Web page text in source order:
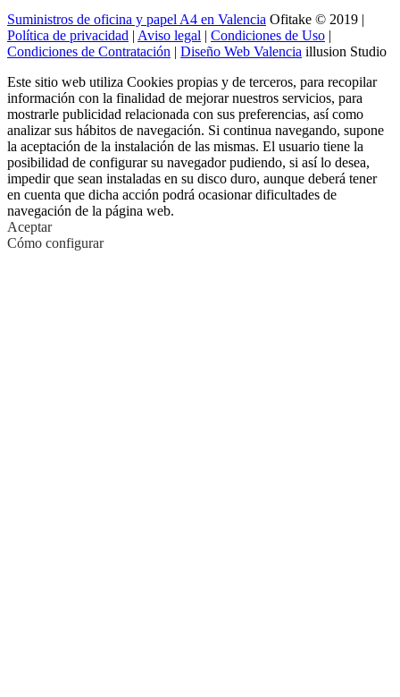
Suministros de oficina y papel A4 en Valencia Ofitake © 2019 |
Política de privacidad | Aviso legal | Condiciones de Uso |
Condiciones de Contratación | Diseño Web Valencia illusion Studio
Este sitio web utiliza Cookies propias y de terceros, para recopilar
información con la finalidad de mejorar nuestros servicios, para
mostrarle publicidad relacionada con sus preferencias, así como
analizar sus hábitos de navegación. Si continua navegando, supone
la aceptación de la instalación de las mismas. El usuario tiene la
posibilidad de configurar su navegador pudiendo, si así lo desea,
impedir que sean instaladas en su disco duro, aunque deberá tener
en cuenta que dicha acción podrá ocasionar dificultades de
navegación de la página web.
Aceptar
Cómo configurar